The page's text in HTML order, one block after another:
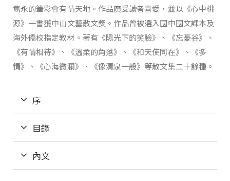
雋永的筆彩會有情天地。作品廣受讀者喜愛，並以《心中桃
源》一書獲中山文藝散文獎。作品曾被選入國中國文課本及
海外僑校指定教材。著有《陽光下的笑臉》、《忘憂谷》、
《有情相待》、《溫柔的角落》、《和天使同在》、《多
情》、《心海微瀾》、《像清泉一般》等散文集二十餘種。
序
目錄
內文